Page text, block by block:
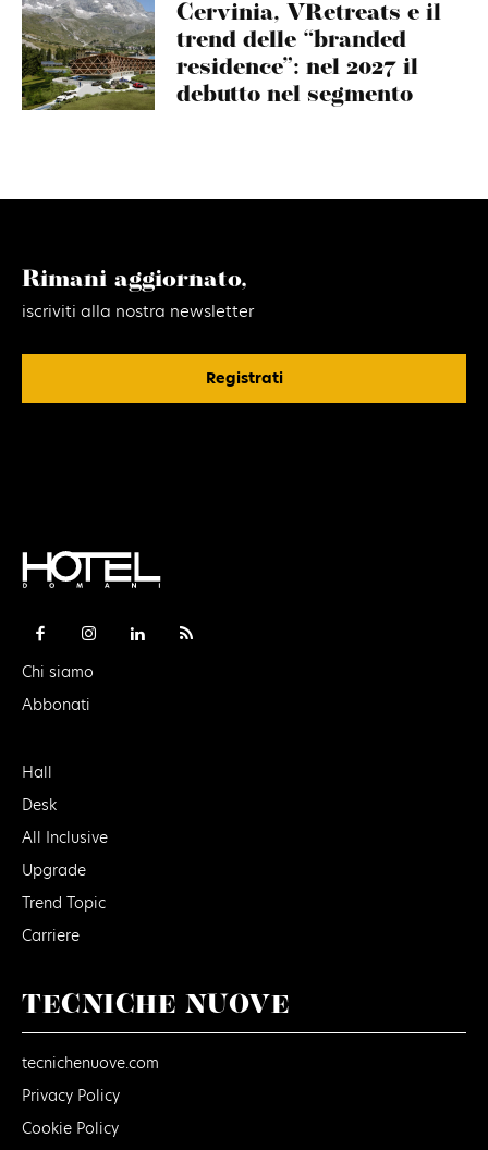
Cervinia, VRetreats e il
trend delle “branded
residence”: nel 2027 il
debutto nel segmento
Rimani aggiornato,
iscriviti alla nostra newsletter
Registrati
Chi siamo
Abbonati
Hall
Desk
All Inclusive
Upgrade
Trend Topic
Carriere
TECNICHE NUOVE
tecnichenuove.com
Privacy Policy
Cookie Policy